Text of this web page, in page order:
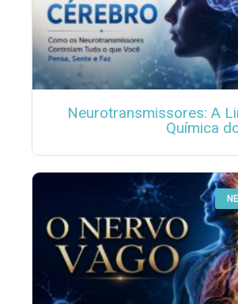
Neurotransmissores: A
Química